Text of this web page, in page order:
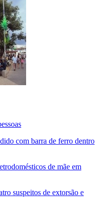
com barra de ferro dentro
de mãe em
suspeitos de extorsão e